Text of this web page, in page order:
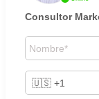
Consultor